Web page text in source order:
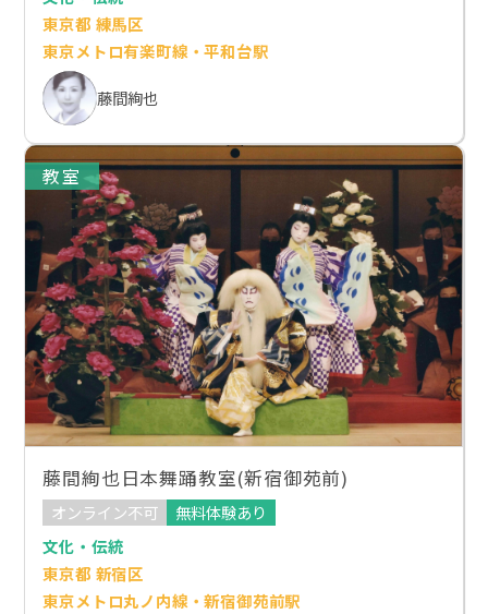
東京都 練馬区
東京メトロ有楽町線・平和台駅
藤間絢也
教室
藤間絢也日本舞踊教室(新宿御苑前)
オンライン不可
無料体験あり
文化・伝統
東京都 新宿区
東京メトロ丸ノ内線・新宿御苑前駅